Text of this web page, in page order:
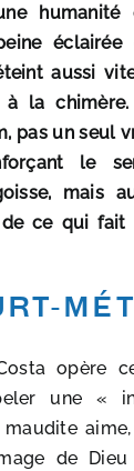
éclairée
aussi
à la
pas un seul
le
mais
ce qui fait
opère
une «
de